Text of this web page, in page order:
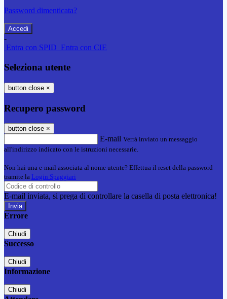
Password dimenticata?
-
Entra con SPID Entra con CIE
Seleziona utente
button close ×
Recupero password
button close ×
E-mail Verrà inviato un messaggio
all'indirizzo indicato con le istruzioni necessarie.
Non hai una e-mail associata al nome utente? Effettua il reset della password
tramite la Login Spaggiari
E-mail inviata, si prega di controllare la casella di posta elettronica!
Errore
Chiudi
Successo
Chiudi
Informazione
Chiudi